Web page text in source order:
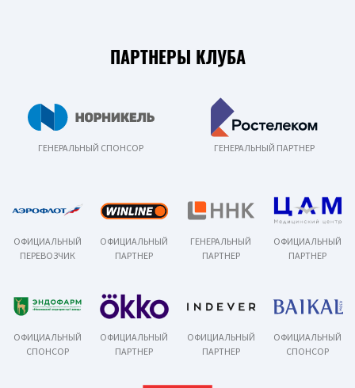
ПАРТНЕРЫ КЛУБА
ГЕНЕРАЛЬНЫЙ СПОНСОР ГЕНЕРАЛЬНЫЙ ПАРТНЕР
ОФИЦИАЛЬНЫЙ
ПЕРЕВОЗЧИК
ОФИЦИАЛЬНЫЙ
ПАРТНЕР
ГЕНЕРАЛЬНЫЙ
ПАРТНЕР
ОФИЦИАЛЬНЫЙ
ПАРТНЕР
ОФИЦИАЛЬНЫЙ
СПОНСОР
ОФИЦИАЛЬНЫЙ
ПАРТНЕР
ОФИЦИАЛЬНЫЙ
ПАРТНЕР
ОФИЦИАЛЬНЫЙ
СПОНСОР